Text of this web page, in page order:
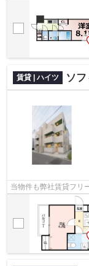
賃貸 | ハイツ ソ
当物件も弊社賃貸フリ